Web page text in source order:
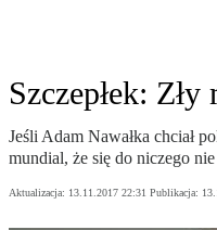
Szczepłek:
Jeśli Adam Nawałka chciał
mundial, że się do niczego
Aktualizacja: 13.11.2017 22:31 Publikacja: